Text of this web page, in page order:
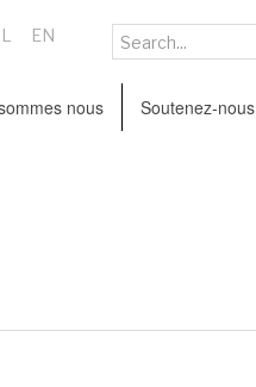
nous Soutenez-nous
EN